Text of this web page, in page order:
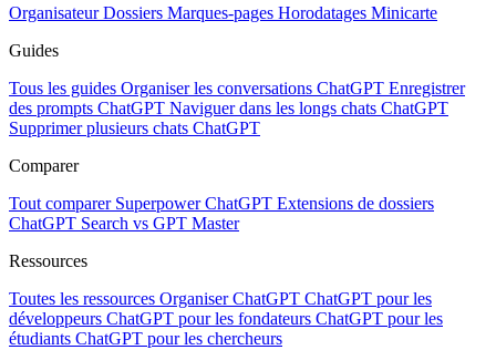
OrganisateurDossiers Marques-pages Horodatages Minicarte
Guides
Tous les guides Organiser les conversations ChatGPT Enregistrer
des prompts ChatGPT Naviguer dans les longs chats ChatGPT
Supprimer plusieurs chats ChatGPT
Comparer
Tout comparer Superpower ChatGPT Extensions de dossiers
ChatGPT Search vs GPT Master
Ressources
Toutes les ressources Organiser ChatGPT ChatGPT pour les
développeurs ChatGPT pour les fondateurs ChatGPT pour les
étudiants ChatGPT pour les chercheurs